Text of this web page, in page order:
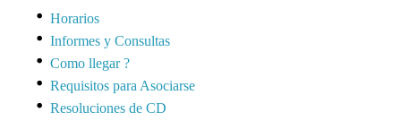
Horarios
Informes y Consultas
Como llegar ?
Requisitos para Asociarse
Resoluciones de CD